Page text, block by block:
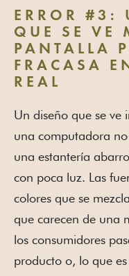
ERROR #3:
QUE SE VE
PANTALLA
FRACASA
REAL
Un diseño que se ve
una computadora
una estantería
con poca luz. Las
colores que se
que carecen de una
los consumidores
producto o, lo que